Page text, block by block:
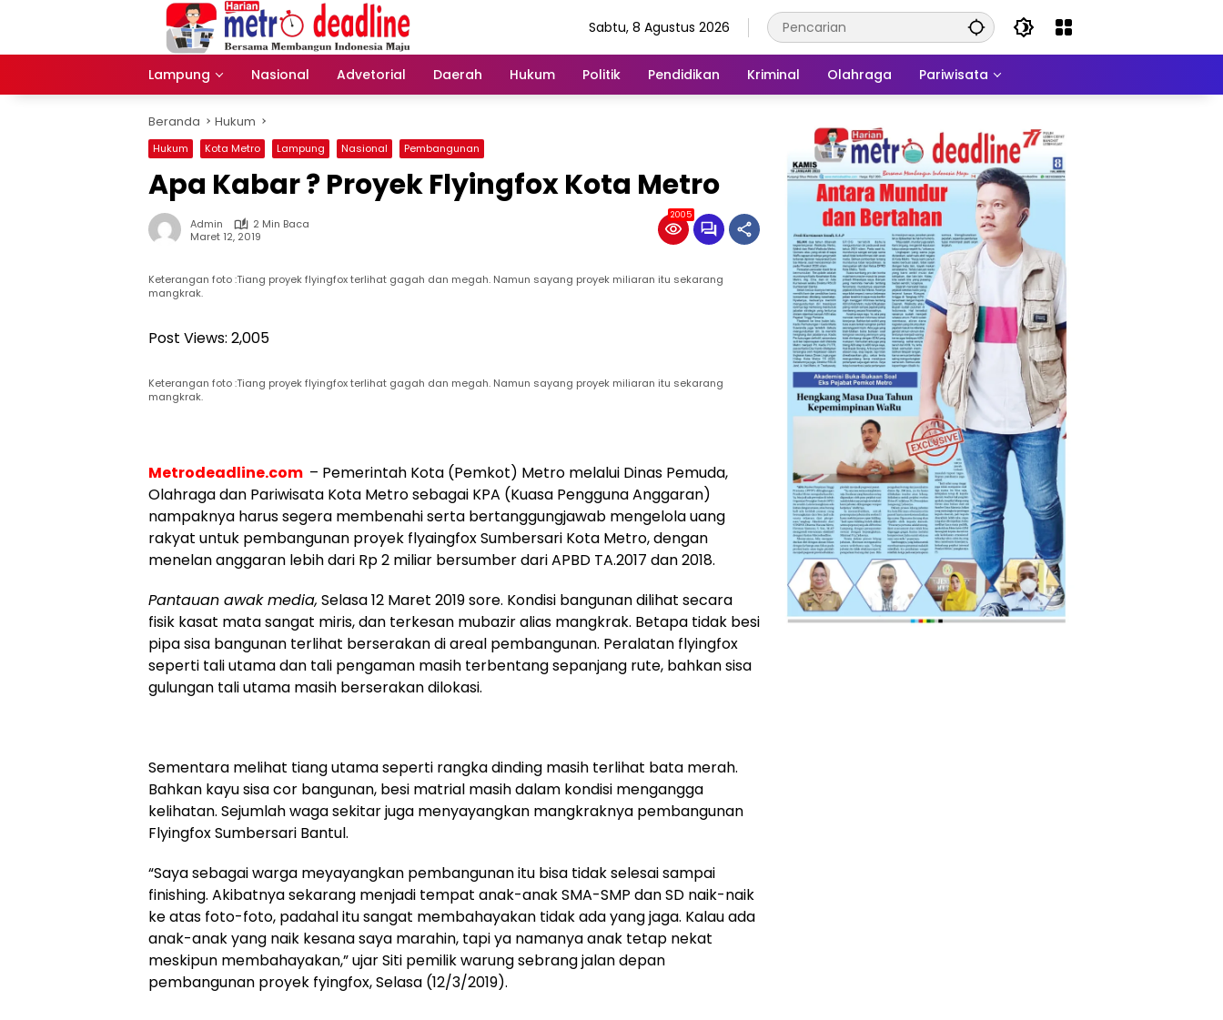
Sabtu, 8 Agustus 2026
Lampung Nasional Advetorial Daerah Hukum Politik Pendidikan Kriminal Olahraga Pariwisata
Beranda Hukum
Hukum Kota Metro Lampung Nasional Pembangunan
Apa Kabar ? Proyek Flyingfox Kota Metro
Admin
2 Min Baca
Maret 12, 2019
2005
Keterangan foto :Tiang proyek flyingfox terlihat gagah dan megah. Namun sayang proyek miliaran itu sekarang
mangkrak.
Post Views: 2,005
Keterangan foto :Tiang proyek flyingfox terlihat gagah dan megah. Namun sayang proyek miliaran itu sekarang
mangkrak.
Metrodeadline.com – Pemerintah Kota (Pemkot) Metro melalui Dinas Pemuda,
Olahraga dan Pariwisata Kota Metro sebagai KPA (Kuasa Pengguna Anggaran)
nampaknya harus segera membenahi serta bertanggungjawab mengelola uang
rakyat untuk pembangunan proyek flyaingfox Sumbersari Kota Metro, dengan
menelan anggaran lebih dari Rp 2 miliar bersumber dari APBD TA.2017 dan 2018.
Pantauan awak media, Selasa 12 Maret 2019 sore. Kondisi bangunan dilihat secara
fisik kasat mata sangat miris, dan terkesan mubazir alias mangkrak. Betapa tidak besi
pipa sisa bangunan terlihat berserakan di areal pembangunan. Peralatan flyingfox
seperti tali utama dan tali pengaman masih terbentang sepanjang rute, bahkan sisa
gulungan tali utama masih berserakan dilokasi.
Sementara melihat tiang utama seperti rangka dinding masih terlihat bata merah.
Bahkan kayu sisa cor bangunan, besi matrial masih dalam kondisi mengangga
kelihatan. Sejumlah waga sekitar juga menyayangkan mangkraknya pembangunan
Flyingfox Sumbersari Bantul.
“Saya sebagai warga meyayangkan pembangunan itu bisa tidak selesai sampai
finishing. Akibatnya sekarang menjadi tempat anak-anak SMA-SMP dan SD naik-naik
ke atas foto-foto, padahal itu sangat membahayakan tidak ada yang jaga. Kalau ada
anak-anak yang naik kesana saya marahin, tapi ya namanya anak tetap nekat
meskipun membahayakan,” ujar Siti pemilik warung sebrang jalan depan
pembangunan proyek fyingfox, Selasa (12/3/2019).